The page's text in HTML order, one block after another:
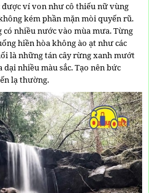
được ví von như cô thiếu nữ vùng
kém phần mặn mòi quyến rũ.
nhiều nước vào mùa mưa. Từng
hiền hòa không ào ạt như các
là những tán cây rừng xanh mướt
nhiều màu sắc. Tạo nên bức
lạ thường.